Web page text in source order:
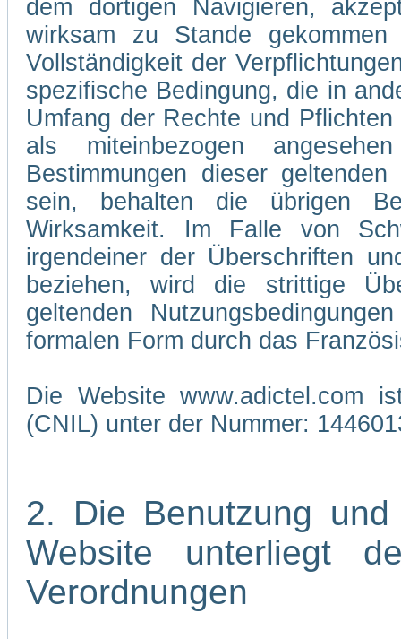
dem dortigen Navigieren,
wirksam zu Stande
Vollständigkeit der
spezifische Bedingung, die in
Umfang der Rechte und
als miteinbezogen
Bestimmungen dieser
sein, behalten die übrigen
Wirksamkeit. Im Falle von
irgendeiner der Überschriften
beziehen, wird die strittige
geltenden
formalen Form durch das
Die Website www.adictel.com
(CNIL) unter der Nummer:
2. Die Benutzung
Website unterliegt
Verordnungen